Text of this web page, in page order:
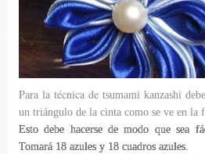
Para la técnica detsumami kanzashi
un triángulo de la cinta como se ve en la
Esto debe hacerse de modo que sea
Tomará 18 azules y 18 cuadros azules.